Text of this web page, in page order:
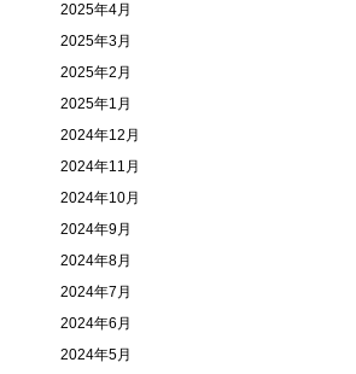
2025年4月
2025年3月
2025年2月
2025年1月
2024年12月
2024年11月
2024年10月
2024年9月
2024年8月
2024年7月
2024年6月
2024年5月